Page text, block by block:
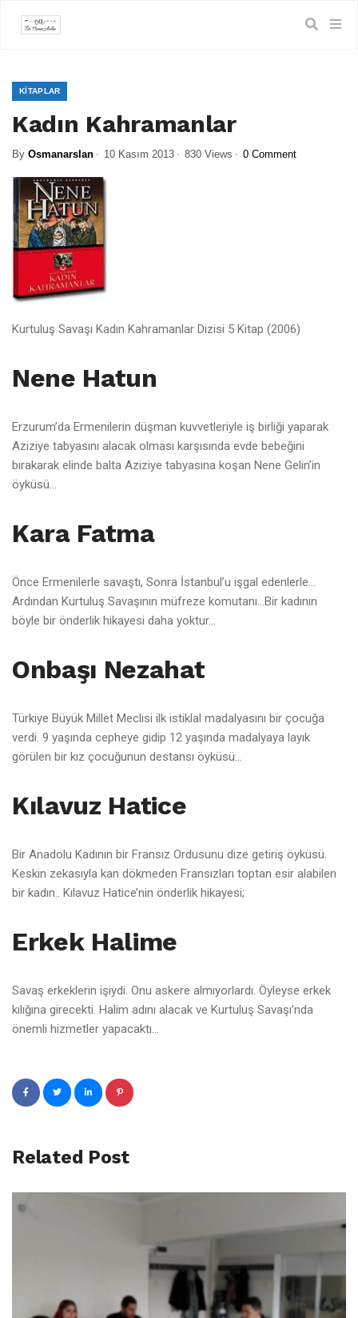
KITAPLAR
Kadın Kahramanlar
By Osmanarslan 10 Kasım 2013 830 Views 0 Comment
Kurtuluş Savaşı Kadın Kahramanlar Dizisi 5 Kitap (2006)
Nene Hatun
Erzurum’da Ermenilerin düşman kuvvetleriyle iş birliği yaparak
Aziziye tabyasını alacak olması karşısında evde bebeğini
bırakarak elinde balta Aziziye tabyasına koşan Nene Gelin’in
öyküsü…
Kara Fatma
Önce Ermenilerle savaştı, Sonra İstanbul’u işgal edenlerle…
Ardından Kurtuluş Savaşının müfreze komutanı…Bir kadının
böyle bir önderlik hikayesi daha yoktur…
Onbaşı Nezahat
Türkiye Büyük Millet Meclisi ilk istiklal madalyasını bir çocuğa
verdi. 9 yaşında cepheye gidip 12 yaşında madalyaya layık
görülen bir kız çocuğunun destansı öyküsü…
Kılavuz Hatice
Bir Anadolu Kadının bir Fransız Ordusunu dize getiriş öyküsü.
Keskin zekasıyla kan dökmeden Fransızları toptan esir alabilen
bir kadın.. Kılavuz Hatice’nin önderlik hikayesi;
Erkek Halime
Savaş erkeklerin işiydi. Onu askere almıyorlardı. Öyleyse erkek
kılığına girecekti. Halim adını alacak ve Kurtuluş Savaşı’nda
önemli hizmetler yapacaktı…
Related Post